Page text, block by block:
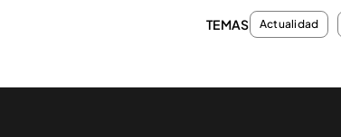
TEMAS Actualidad